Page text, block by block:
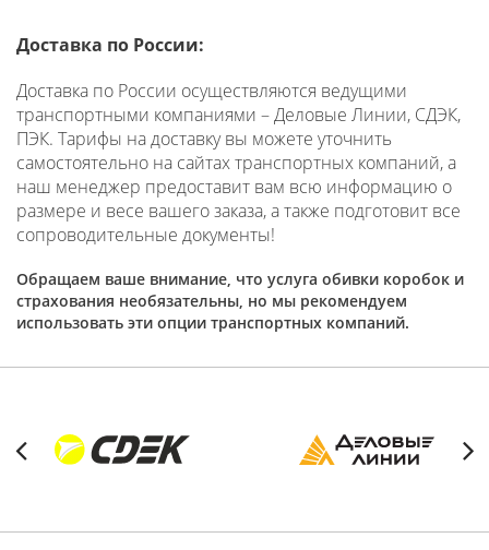
Доставка по России:
Доставка по России осуществляются ведущими
транспортными компаниями – Деловые Линии, СДЭК,
ПЭК. Тарифы на доставку вы можете уточнить
самостоятельно на сайтах транспортных компаний, а
наш менеджер предоставит вам всю информацию о
размере и весе вашего заказа, а также подготовит все
сопроводительные документы!
Обращаем ваше внимание, что услуга обивки коробок и
страхования необязательны, но мы рекомендуем
использовать эти опции транспортных компаний.